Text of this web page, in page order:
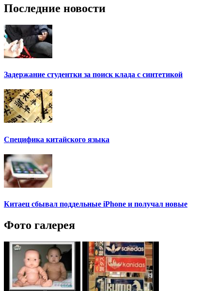
Последние новости
Задержание студентки за поиск клада с синтетикой
Специфика китайского языка
Китаец сбывал поддельные iPhone и получал новые
Фото галерея